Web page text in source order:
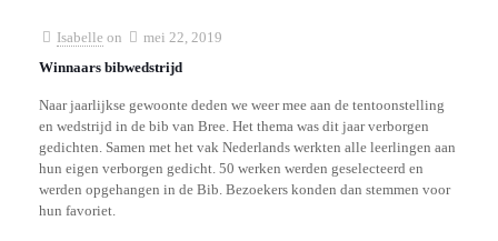
Isabelle on
mei 22, 2019
Winnaars bibwedstrijd
Naar jaarlijkse gewoonte deden we weer mee aan de tentoonstelling
en wedstrijd in de bib van Bree. Het thema was dit jaar verborgen
gedichten. Samen met het vak Nederlands werkten alle leerlingen aan
hun eigen verborgen gedicht. 50 werken werden geselecteerd en
werden opgehangen in de Bib. Bezoekers konden dan stemmen voor
hun favoriet.